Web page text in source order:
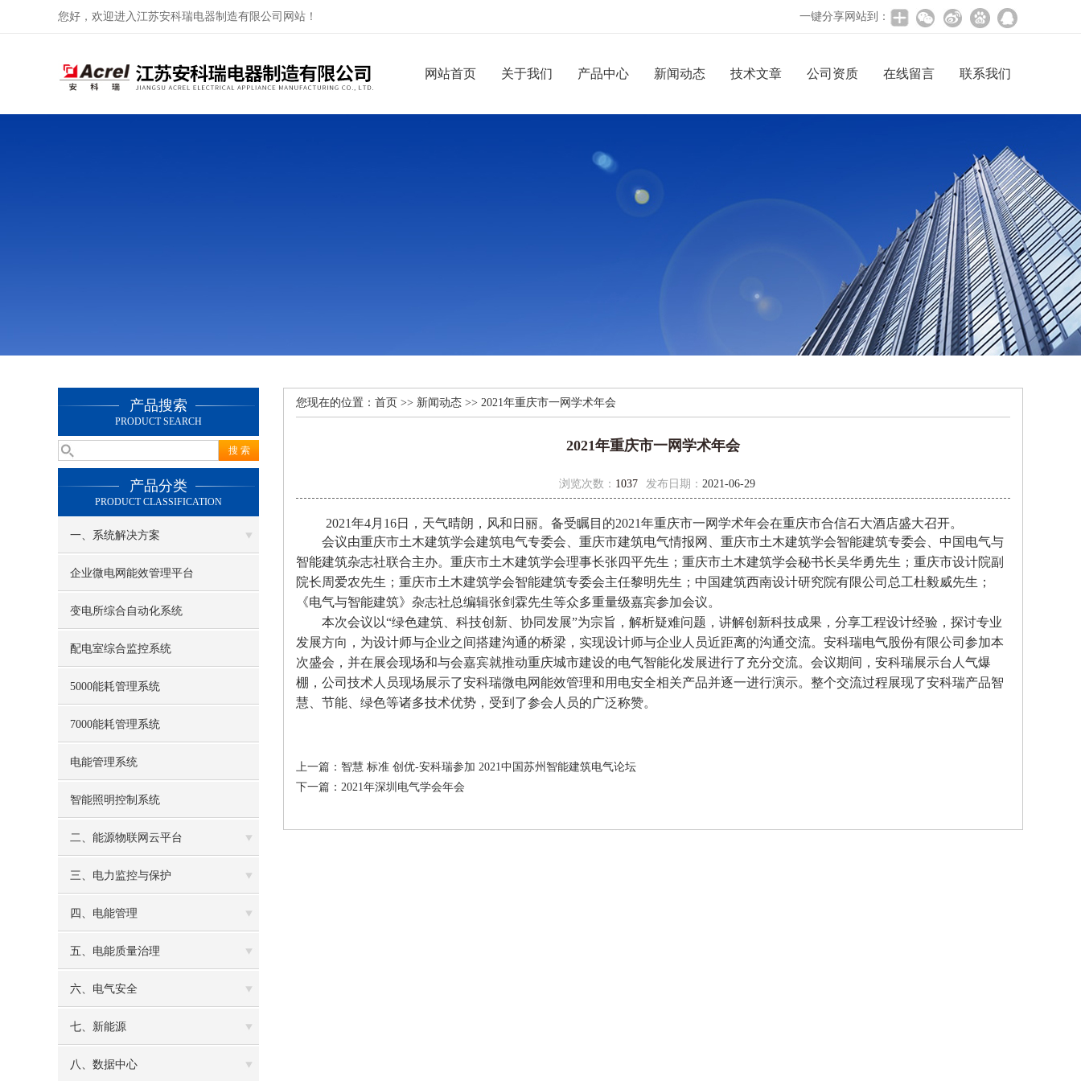
您好，欢迎进入江苏安科瑞电器制造有限公司网站！ 一键分享网站到：
网站首页 关于我们 产品中心 新闻动态 技术文章 公司资质 在线留言 联系我们
产品搜索
PRODUCT SEARCH
产品分类
PRODUCT CLASSIFICATION
一、系统解决方案
企业微电网能效管理平台
变电所综合自动化系统
配电室综合监控系统
5000能耗管理系统
7000能耗管理系统
电能管理系统
智能照明控制系统
二、能源物联网云平台
三、电力监控与保护
四、电能管理
五、电能质量治理
六、电气安全
七、新能源
八、数据中心
您现在的位置： 首页 >> 新闻动态 >> 2021年重庆市一网学术年会
2021年重庆市一网学术年会
浏览次数： 1037 发布日期： 2021-06-29
2021年4月16日，天气晴朗，风和日丽。备受瞩目的2021年重庆市一网学术年会在重庆市合信石大酒店盛大召开。
会议由重庆市土木建筑学会建筑电气专委会、重庆市建筑电气情报网、重庆市土木建筑学会智能建筑专委会、中国电气与
智能建筑杂志社联合主办。重庆市土木建筑学会理事长张四平先生；重庆市土木建筑学会秘书长吴华勇先生；重庆市设计院副
院长周爱农先生；重庆市土木建筑学会智能建筑专委会主任黎明先生；中国建筑西南设计研究院有限公司总工杜毅威先生；
《电气与智能建筑》杂志社总编辑张剑霖先生等众多重量级嘉宾参加会议。
本次会议以“绿色建筑、科技创新、协同发展”为宗旨，解析疑难问题，讲解创新科技成果，分享工程设计经验，探讨专业
发展方向，为设计师与企业之间搭建沟通的桥梁，实现设计师与企业人员近距离的沟通交流。安科瑞电气股份有限公司参加本
次盛会，并在展会现场和与会嘉宾就推动重庆城市建设的电气智能化发展进行了充分交流。会议期间，安科瑞展示台人气爆
棚，公司技术人员现场展示了安科瑞微电网能效管理和用电安全相关产品并逐一进行演示。整个交流过程展现了安科瑞产品智
慧、节能、绿色等诸多技术优势，受到了参会人员的广泛称赞。
上一篇： 智慧 标准 创优-安科瑞参加 2021中国苏州智能建筑电气论坛
下一篇： 2021年深圳电气学会年会